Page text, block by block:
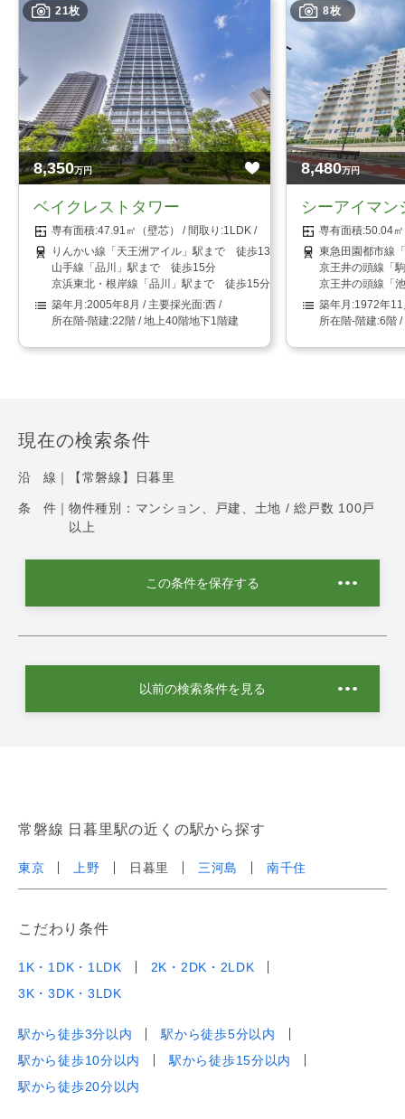
21枚
8,350万円
ベイクレストタワー
47.91㎡（壁芯）
1LDK
りんかい線「天王洲アイル」駅まで 徒歩13分
山手線「品川」駅まで 徒歩15分
京浜東北・根岸線「品川」駅まで 徒歩15分
2005年8月
西
22階 / 地上40階地下1階建
8枚
8,480万円
シーアイマン
50.04
東急田園都市線
京王井の頭線「
京王井の頭線「
1972年11
6階 /
現在の検索条件
沿 線｜ 【常磐線】日暮里
条 件｜ 物件種別：マンション、戸建、土地 / 総戸数 100戸
以上
この条件を保存する
以前の検索条件を見る
常磐線 日暮里駅の近くの駅から探す
東京 上野 日暮里 三河島 南千住
こだわり条件
1K・1DK・1LDK
2K・2DK・2LDK
3K・3DK・3LDK
駅から徒歩3分以内
駅から徒歩5分以内
駅から徒歩10分以内
駅から徒歩15分以内
駅から徒歩20分以内